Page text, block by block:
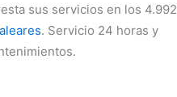
sus servicios en los 4.992
. Servicio 24 horas y